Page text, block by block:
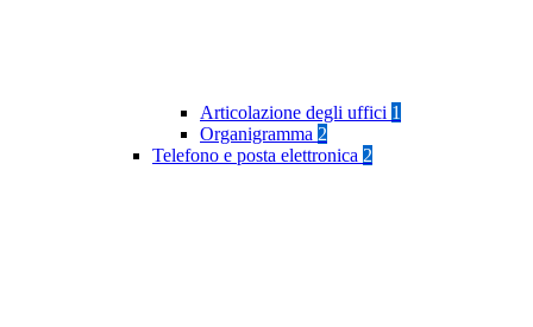
Articolazione degli uffici 1
Organigramma 2
Telefono e posta elettronica 2